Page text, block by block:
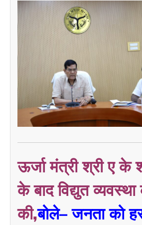
ऊर्जा मंत्री श्री ए के
के बाद विद्युत व्यवस्था
की,बोले– जनता को